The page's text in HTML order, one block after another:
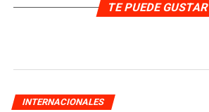
TE PUEDE GUSTAR
INTERNACIONALES